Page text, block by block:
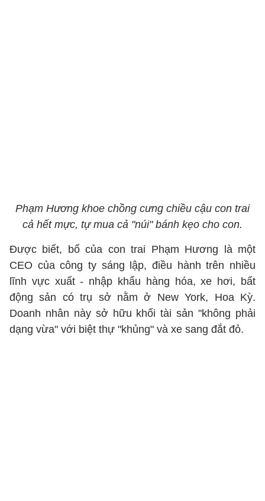
Phạm Hương khoe chồng cưng chiều cậu con trai
cả hết mực, tự mua cả "núi" bánh kẹo cho con.
Được biết, bố của con trai Phạm Hương là một
CEO của công ty sáng lập, điều hành trên nhiều
lĩnh vực xuất - nhập khẩu hàng hóa, xe hơi, bất
động sản có trụ sở nằm ở New York, Hoa Kỳ.
Doanh nhân này sở hữu khối tài sản "không phải
dạng vừa" với biệt thự "khủng" và xe sang đắt đỏ.